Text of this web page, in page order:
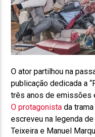
O ator partilhou na
publicação dedicada a
três anos de emissões
O protagonista da
escreveu na legenda
Teixeira e Manuel